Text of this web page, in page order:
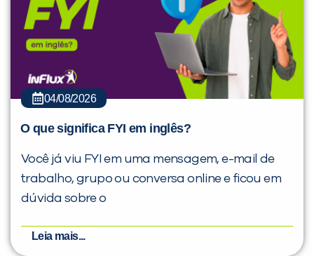
04/08/2026
O que significa FYI em inglês?
Você já viu FYI em uma mensagem, e-mail de
trabalho, grupo ou conversa online e ficou em
dúvida sobre o
Leia mais...